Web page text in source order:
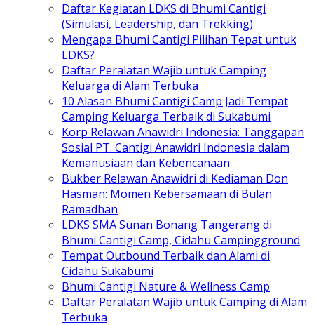
Daftar Kegiatan LDKS di Bhumi Cantigi
(Simulasi, Leadership, dan Trekking)
Mengapa Bhumi Cantigi Pilihan Tepat untuk
LDKS?
Daftar Peralatan Wajib untuk Camping
Keluarga di Alam Terbuka
10 Alasan Bhumi Cantigi Camp Jadi Tempat
Camping Keluarga Terbaik di Sukabumi
Korp Relawan Anawidri Indonesia: Tanggapan
Sosial PT. Cantigi Anawidri Indonesia dalam
Kemanusiaan dan Kebencanaan
Bukber Relawan Anawidri di Kediaman Don
Hasman: Momen Kebersamaan di Bulan
Ramadhan
LDKS SMA Sunan Bonang Tangerang di
Bhumi Cantigi Camp, Cidahu Campingground
Tempat Outbound Terbaik dan Alami di
Cidahu Sukabumi
Bhumi Cantigi Nature & Wellness Camp
Daftar Peralatan Wajib untuk Camping di Alam
Terbuka